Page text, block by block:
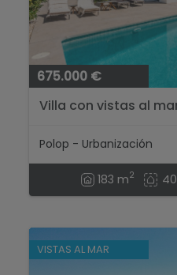
675.000 €
Villa con vistas al
Polop - Urbanización
183 m2
VISTAS AL MAR